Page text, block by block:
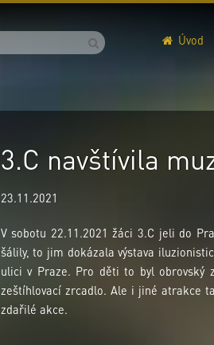
Úvod
3.C navštívila
23.11.2021
V sobotu 22.11.2021 žáci 3.C jeli do
šálily, to jim dokázala výstava
ulici v Praze. Pro děti to byl
zeštíhlovací zrcadlo. Ale i jiné atrakce
zdařilé akce.